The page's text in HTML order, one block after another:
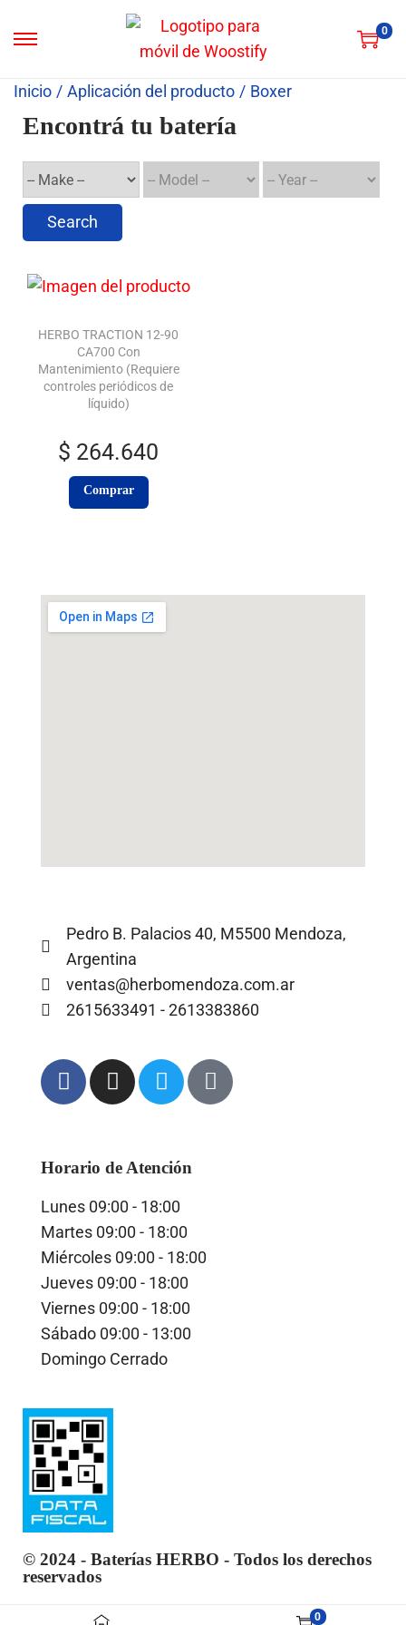
0
Inicio / Aplicación del producto / Boxer
Encontrá tu batería
Search
HERBO TRACTION 12-90
CA700 Con
Mantenimiento (Requiere
controles periódicos de
líquido)
$ 264.640
Comprar
0
Pedro B. Palacios 40, M5500 Mendoza,
Argentina
ventas@herbomendoza.com.ar
2615633491 - 2613383860
Horario de Atención
Lunes 09:00 - 18:00
Martes 09:00 - 18:00
Miércoles 09:00 - 18:00
Jueves 09:00 - 18:00
Viernes 09:00 - 18:00
Sábado 09:00 - 13:00
Domingo Cerrado
© 2024 - Baterías HERBO - Todos los derechos
reservados